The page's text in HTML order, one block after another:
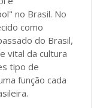
no Brasil. No
como
do Brasil,
vital da cultura
tipo de
função cada